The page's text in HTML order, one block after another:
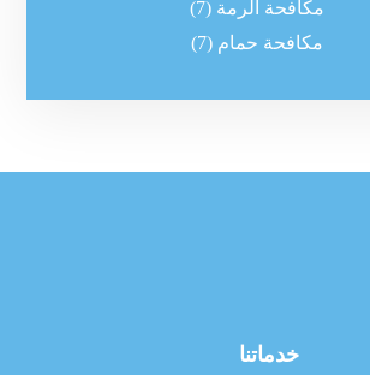
مكافحة الرمة (7)
مكافحة حمام (7)
خدماتنا